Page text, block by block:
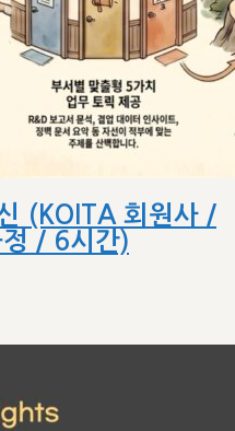
(KOITA 회원사 /
/ 6시간)